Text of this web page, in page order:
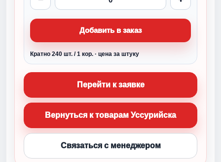
Добавить в заказ
Кратно 240 шт. / 1 кор. · цена за штуку
Перейти к заявке
Вернуться к товарам Уссурийска
Связаться с менеджером